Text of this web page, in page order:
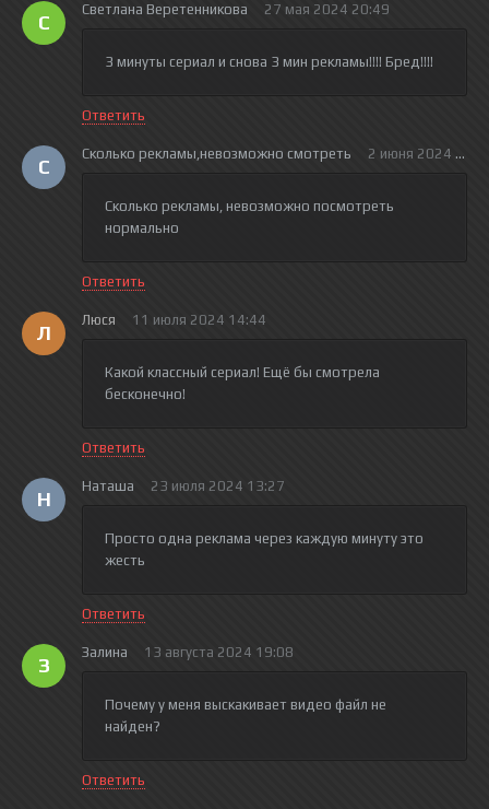
С
Светлана Веретенникова 27 мая 2024 20:49
3 минуты сериал и снова 3 мин рекламы!!!! Бред!!!!
Ответить
С
Сколько рекламы,невозможно смотреть 2 июня 2024
Сколько рекламы, невозможно посмотреть
нормально
Ответить
Л
Люся 11 июля 2024 14:44
Какой классный сериал! Ещё бы смотрела
бесконечно!
Ответить
Н
Наташа 23 июля 2024 13:27
Просто одна реклама через каждую минуту это
жесть
Ответить
З
Залина 13 августа 2024 19:08
Почему у меня выскакивает видео файл не
найден?
Ответить